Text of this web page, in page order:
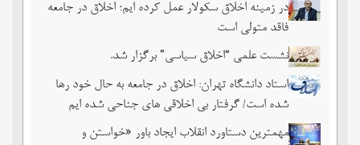
در زمینه اخلاق سکولار عمل کرده ایم؛ اخلاق در جامعه
فاقد متولی است
نشست علمی “اخلاق سیاسی” برگزار شد.
استاد دانشگاه تهران: اخلاق در جامعه به حال خود رها
شده است/ گرفتار بی اخلاقی های جناحی شده ایم
مهمترین دستاورد انقلاب ایجاد باور «خواستن و